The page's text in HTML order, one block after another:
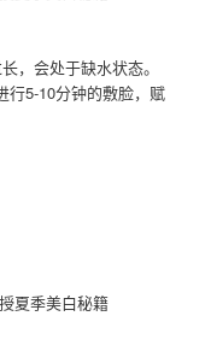
，会处于缺水状态。
行5-10分钟的敷脸，赋
夏季美白秘籍